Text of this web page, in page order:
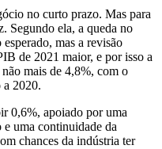
no curto prazo. Mas para
Segundo ela, a queda no
mas a revisão
de 2021 maior, e por isso a
mais de 4,8%, com o
a 2020.
0,6%, apoiado por uma
uma continuidade da
chances da indústria ter